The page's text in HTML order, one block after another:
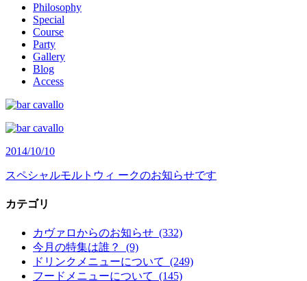
Philosophy
Special
Course
Party
Gallery
Blog
Access
2014/10/10
スペシャルモルトウィ ークのお知らせです
カテゴリ
カヴァロからのお知らせ (332)
今月の特集は誰？ (9)
ドリンクメニューについて (249)
フードメニューについて (145)